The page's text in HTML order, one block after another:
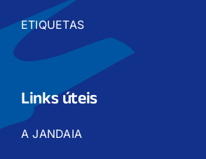
ETIQUETAS
Links úteis
A JANDAIA